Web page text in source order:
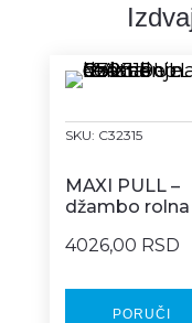
SKU: C32315
MAXI PULL –
džambo rolna
izvlačenje 6/1
4026,00 RSD
PORUČI